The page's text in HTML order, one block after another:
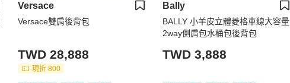
Versace
Versace雙肩後背包
TWD 28,888
現折 800
Bally
BALLY 小羊皮立體菱格車線大容量
2way側肩包水桶包後背包
TWD 3,888